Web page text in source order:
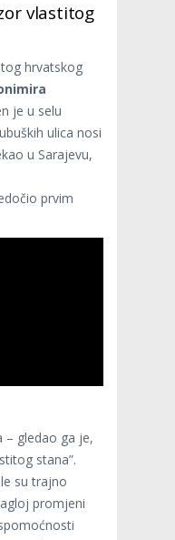
vlastitog
hrvatskog
je u selu
ulica nosi
u Sarajevu,
prvim
– gledao ga je,
stana”.
su trajno
promjeni